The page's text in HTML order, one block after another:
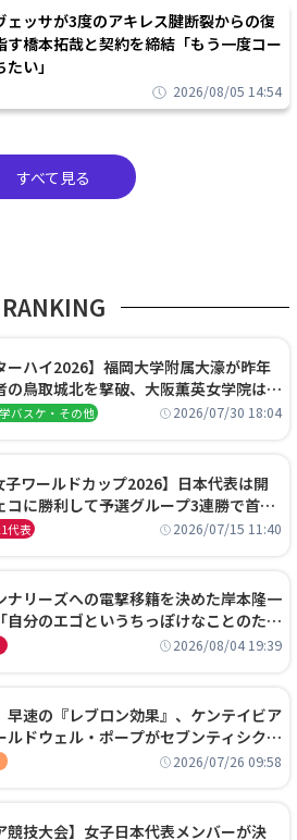
ェッサが3度のアキレス腱断裂からの復
す橋本拓哉と契約を締結「もう一度コー
い」
2026/08/05 14:54
すべて見る
RANKING
ーハイ2026】福岡大学附属大濠が昨年
の鳥取城北を撃破、大阪薫英女学院は岐
完勝、大会3日目試合結果
バスケ・その他 2026/07/30 18:04
子ワールドカップ2026】日本代表は開
コに勝利して予選グループ3連勝で首位
々決勝の相手はエジプトに決定
代表 2026/07/15 11:40
ナリーズへの電撃移籍を決めた岸本隆一
自分のエゴというちっぽけなことのため
来たわけではない」
2026/08/04 19:39
早速の『レブロン効果』、ケンテイビア
ルドウェル・ポープがセブンティシクサ
契約で加入
2026/07/26 09:58
競技大会】女子日本代表メンバーが決